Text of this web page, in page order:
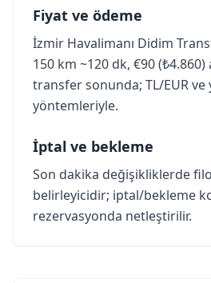
Fiyat ve ödeme
İzmir Havalimanı Didim
150 km ~120 dk, €90 (₺4.860)
transfer sonunda; TL/EUR ve
yöntemleriyle.
İptal ve bekleme
Son dakika değişikliklerde
belirleyicidir; iptal/bekleme
rezervasyonda netleştirilir.